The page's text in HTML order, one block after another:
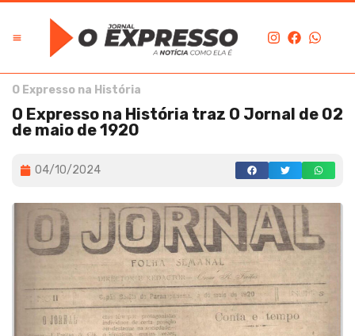
O Expresso na História
O Expresso na História traz O Jornal de 02
de maio de 1920
04/10/2024